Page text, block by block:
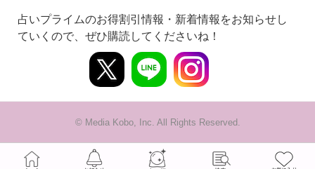
占いプライムのお得割引情報・新着情報をお知らせし
ていくので、ぜひ購読してくださいね！
© Media Kobo, Inc. All Rights Reserved.